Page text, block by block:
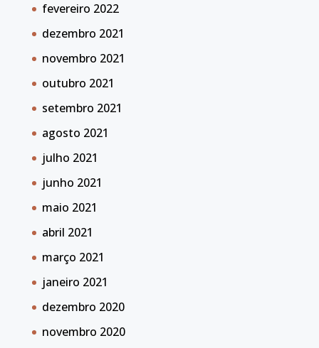
fevereiro 2022
dezembro 2021
novembro 2021
outubro 2021
setembro 2021
agosto 2021
julho 2021
junho 2021
maio 2021
abril 2021
março 2021
janeiro 2021
dezembro 2020
novembro 2020